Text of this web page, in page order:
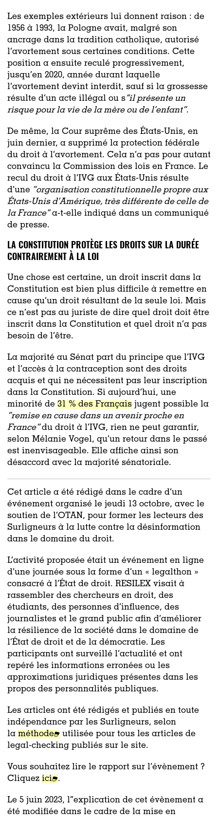
Les exemples extérieurs lui donnent raison : de
1956 à 1993, la Pologne avait, malgré son
ancrage dans la tradition catholique, autorisé
l’avortement sous certaines conditions. Cette
position a ensuite reculé progressivement,
jusqu’en 2020, année durant laquelle
l’avortement devint interdit, sauf si la grossesse
résulte d’un acte illégal ou s’’il présente un
risque pour la vie de la mère ou de l’enfant”.
De même, la Cour suprême des États-Unis, en
juin dernier, a supprimé la protection fédérale
du droit à l’avortement. Cela n’a pas pour autant
convaincu la Commission des lois en France. Le
recul du droit à l’IVG aux États-Unis résulte
d’une “organisation constitutionnelle propre aux
États-Unis d’Amérique, très différente de celle de
la France’’a-t-elle indiqué dans un communiqué
de presse.
LA CONSTITUTION PROTÈGE LES DROITS SUR LA DURÉE
CONTRAIREMENT À LA LOI
Une chose est certaine, un droit inscrit dans la
Constitution est bien plus difficile à remettre en
cause qu’un droit résultant de la seule loi. Mais
ce n’est pas au juriste de dire quel droit doit être
inscrit dans la Constitution et quel droit n’a pas
besoin de l’être.
La majorité au Sénat part du principe que l’IVG
et l’accès à la contraception sont des droits
acquis et qui ne nécessitent pas leur inscription
dans la Constitution. Si aujourd’hui, une
minorité de 31 % des Français jugent possible la
“remise en cause dans un avenir proche en
France”du droit à l’IVG, rien ne peut garantir,
selon Mélanie Vogel, qu’un retour dans le passé
est inenvisageable. Elle affiche ainsi son
désaccord avec la majorité sénatoriale.
Cet article a été rédigé dans le cadre d’un
événement organisé le jeudi 13 octobre, avec le
soutien de l’OTAN, pour former les lecteurs des
Surligneurs à la lutte contre la désinformation
dans le domaine du droit.
L’activité proposée était un événement en ligne
d’une journée sous la forme d’un « legalthon »
consacré à l’État de droit. RESILEX visait à
rassembler des chercheurs en droit, des
étudiants, des personnes d’influence, des
journalistes et le grand public afin d’améliorer
la résilience de la société dans le domaine de
l’État de droit et de la démocratie. Les
participants ont surveillé l’actualité et ont
repéré les informations erronées ou les
approximations juridiques présentes dans les
propos des personnalités publiques.
Les articles ont été rédigés et publiés en toute
indépendance par les Surligneurs, selon
la méthode
utilisée pour tous les articles de
legal-checking publiés sur le site.
Vous souhaitez lire le rapport sur l’évènement ?
Cliquez ici .
Le 5 juin 2023, l’’explication de cet évènement a
été modifiée dans le cadre de la mise en